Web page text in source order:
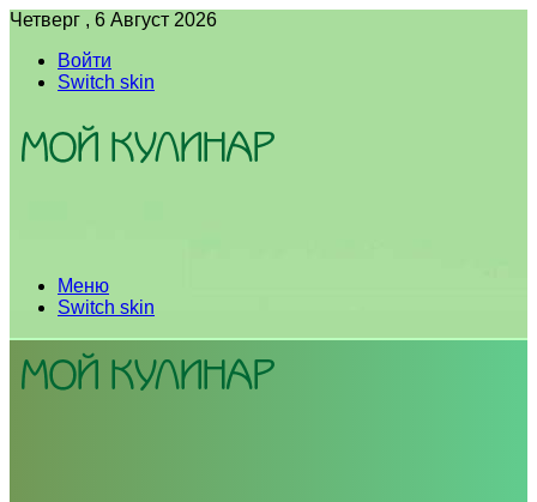
Четверг , 6 Август 2026
Войти
Switch skin
Меню
Switch skin